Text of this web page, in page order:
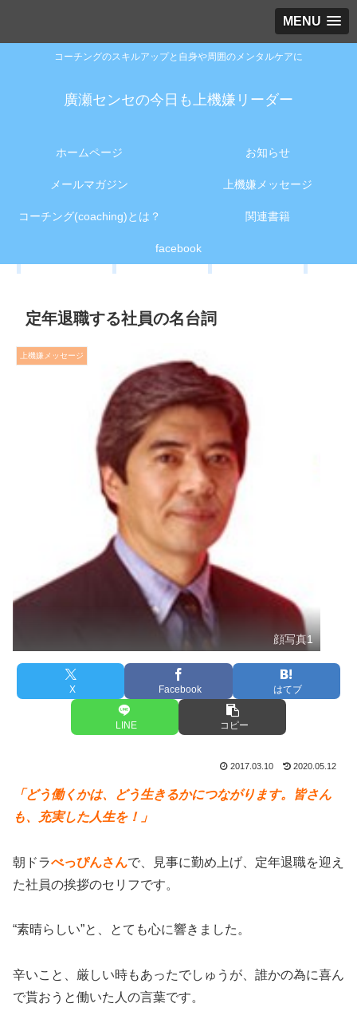
MENU
コーチングのスキルアップと自身や周囲のメンタルケアに
廣瀬センセの今日も上機嫌リーダー
ホームページ お知らせ
メールマガジン 上機嫌メッセージ
コーチング(coaching)とは？ 関連書籍
facebook
定年退職する社員の名台詞
上機嫌メッセージ
顔写真1
X Facebook はてブ
LINE コピー
2017.03.10 2020.05.12
「どう働くかは、どう生きるかにつながります。皆さん
も、充実した人生を！」
朝ドラべっぴんさんで、見事に勤め上げ、定年退職を迎え
た社員の挨拶のセリフです。
“素晴らしい”と、とても心に響きました。
辛いこと、厳しい時もあったでしゅうが、誰かの為に喜ん
で貰おうと働いた人の言葉です。